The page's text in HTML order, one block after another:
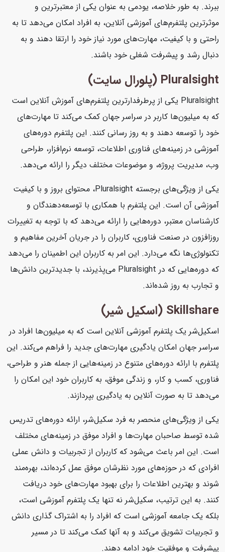
ببرند. به طور خلاصه، یودمی به عنوان یکی از معتبرترین و
موثرترین پلتفرم‌های آموزشی آنلاین، به افراد امکان می‌دهد تا به
راحتی و با کیفیت، مهارت‌های مورد نیاز خود را ارتقا دهند و به
دنبال رشد و پیشرفت شغلی خود باشند.
Pluralsight (پلورال سایت)
Pluralsight یکی از پرطرفدارترین پلتفرم‌های آموزش آنلاین است
که به میلیون‌ها کاربر در سراسر جهان کمک می‌کند تا مهارت‌های
خود را توسعه دهند و به روز رسانی کنند. این پلتفرم دوره‌های
آموزشی در زمینه‌های فناوری اطلاعات، توسعه نرم‌افزار، طراحی
وب، مدیریت پروژه، و موضوعات مختلف دیگر را ارائه می‌دهد.
یکی از ویژگی‌های برجسته Pluralsight، محتوای بروز و با کیفیت
آموزشی آن است. این پلتفرم با همکاری با توسعه‌دهندگان و
کارشناسان معتبر، دوره‌هایی را ارائه می‌دهد که با توجه به تغییرات
روزافزون در صنعت فناوری، کاربران را در جریان آخرین مفاهیم و
تکنولوژی‌ها نگه می‌دارد. این امر به کاربران این اطمینان را می‌دهد
که دوره‌هایی که در Pluralsight می‌پذیرند، با جدیدترین دانش‌ها
و تجارب به روز شده‌اند.
Skillshare (اسکیل شیر)
اسکیل‌شر یک پلتفرم آموزشی آنلاین است که به میلیون‌ها افراد در
سراسر جهان امکان یادگیری مهارت‌های جدید را فراهم می‌کند. این
پلتفرم با ارائه دوره‌های متنوع در زمینه‌هایی از جمله هنر و طراحی،
فناوری، کسب و کار، و زندگی موفق، به کاربران خود این امکان را
می‌دهد تا به صورت آنلاین به یادگیری بپردازند.
یکی از ویژگی‌های منحصر به فرد سکیل‌شر، ارائه دوره‌های تدریس
شده توسط صاحبان مهارت‌ها و افراد موفق در زمینه‌های مختلف
است. این امر باعث می‌شود که کاربران از تجربیات و دانش عملی
افرادی که در حوزه‌های مورد نظرشان موفق عمل کرده‌اند، بهره‌مند
شوند و بهترین اطلاعات را برای بهبود مهارت‌های خود دریافت
کنند. به این ترتیب، سکیل‌شر نه تنها یک پلتفرم آموزشی است،
بلکه یک جامعه آموزشی است که افراد را به اشتراک گذاری دانش
و تجربیات تشویق می‌کند و به آنها کمک می‌کند تا در مسیر
پیشرفت و موفقیت خود ادامه دهند.